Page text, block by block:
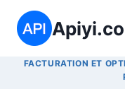
contenu
FACTURATION ET